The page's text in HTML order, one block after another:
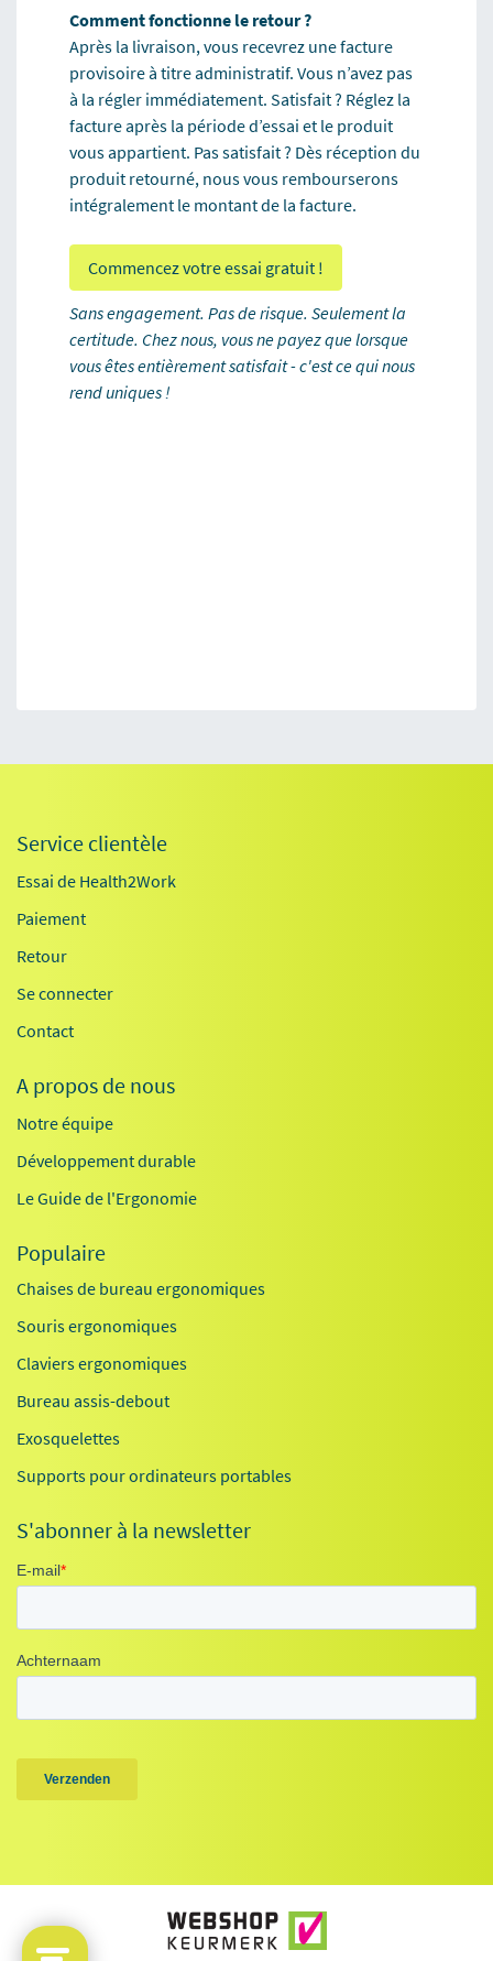
Comment fonctionne le retour ?
Après la livraison, vous recevrez une facture
provisoire à titre administratif. Vous n’avez pas
à la régler immédiatement. Satisfait ? Réglez la
facture après la période d’essai et le produit
vous appartient. Pas satisfait ? Dès réception du
produit retourné, nous vous rembourserons
intégralement le montant de la facture.
Commencez votre essai gratuit !
Sans engagement. Pas de risque. Seulement la
certitude. Chez nous, vous ne payez que lorsque
vous êtes entièrement satisfait - c'est ce qui nous
rend uniques !
Service clientèle
Essai de Health2Work
Paiement
Retour
Se connecter
Contact
A propos de nous
Notre équipe
Développement durable
Le Guide de l'Ergonomie
Populaire
Chaises de bureau ergonomiques
Souris ergonomiques
Claviers ergonomiques
Bureau assis-debout
Exosquelettes
Supports pour ordinateurs portables
S'abonner à la newsletter